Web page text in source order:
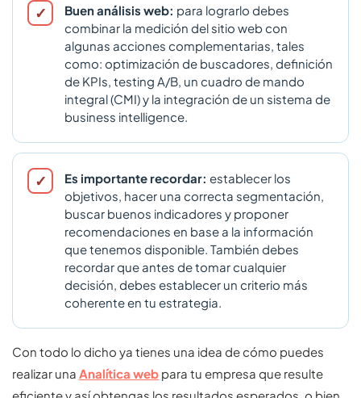
Buen análisis web: para lograrlo debes
combinar la medición del sitio web con
algunas acciones complementarias, tales
como: optimización de buscadores, definición
de KPIs, testing A/B, un cuadro de mando
integral (CMI) y la integración de un sistema de
business intelligence.
Es importante recordar: establecer los
objetivos, hacer una correcta segmentación,
buscar buenos indicadores y proponer
recomendaciones en base a la información
que tenemos disponible. También debes
recordar que antes de tomar cualquier
decisión, debes establecer un criterio más
coherente en tu estrategia.
Con todo lo dicho ya tienes una idea de cómo puedes
realizar una Analítica web para tu empresa que resulte